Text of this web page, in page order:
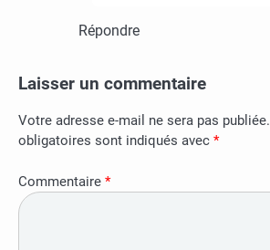
Répondre
Laisser un commentaire
Votre adresse e-mail ne sera pas publiée.
obligatoires sont indiqués avec *
Commentaire *